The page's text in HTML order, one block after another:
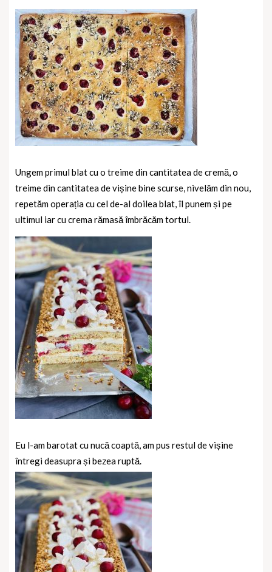
Ungem primul blat cu o treime din cantitatea de cremă, o
treime din cantitatea de vișine bine scurse, nivelăm din nou,
repetăm operația cu cel de-al doilea blat, îl punem și pe
ultimul iar cu crema rămasă îmbrăcăm tortul.
Eu l-am barotat cu nucă coaptă, am pus restul de vișine
întregi deasupra și bezea ruptă.